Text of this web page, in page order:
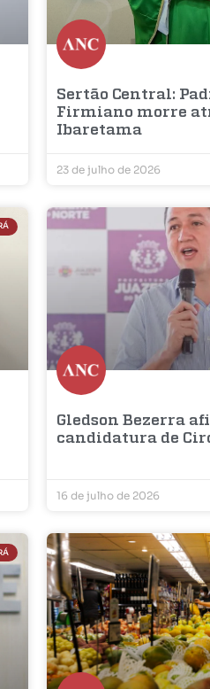
Sertão Central:
Firmiano morre
Ibaretama
23 de julho de 2026
Gledson Bezerra
candidatura de
16 de julho de 2026